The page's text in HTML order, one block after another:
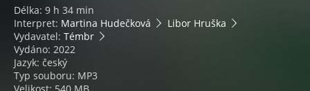
Délka: 9 h 34 min
Interpret: Martina Hudečková
Libor Hruška
Vydavatel: Témbr
Vydáno: 2022
Jazyk: český
Typ souboru: MP3